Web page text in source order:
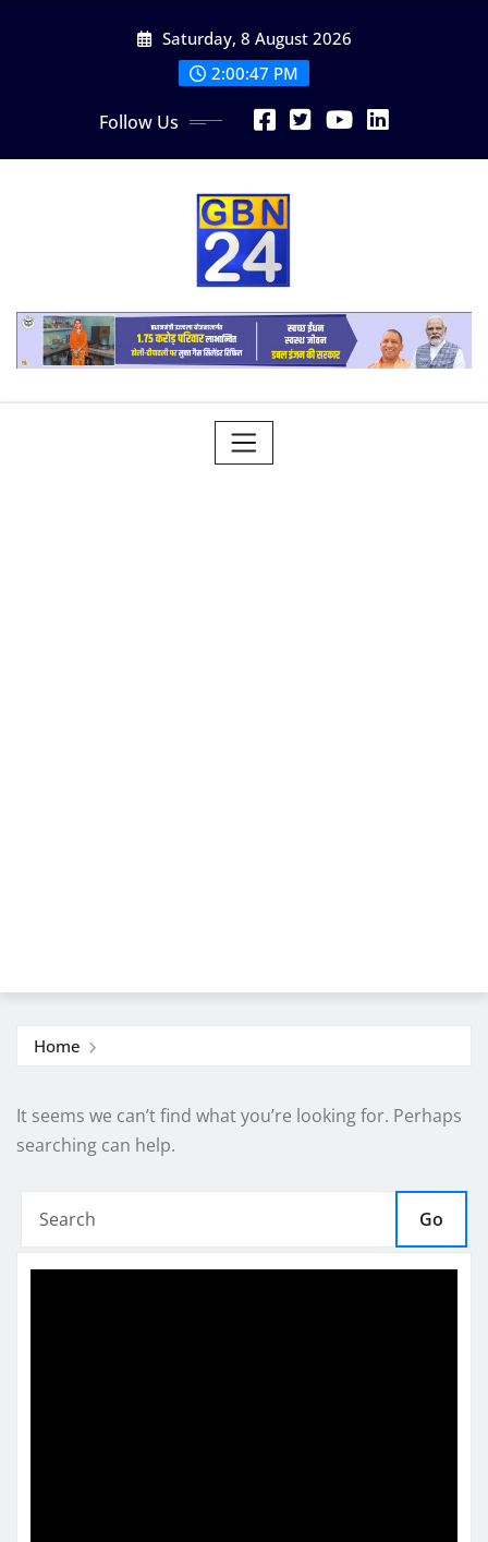
Saturday, 8 August 2026
2:00:47 PM
Follow Us
Home
It seems we can’t find what you’re looking for. Perhaps
searching can help.
Go